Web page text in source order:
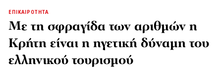
ΕΠΙΚΑΙΡΟΤΗΤΑ
Με τη σφραγίδα των αριθμών η
Κρήτη είναι η ηγετική δύναμη του
ελληνικού τουρισμού